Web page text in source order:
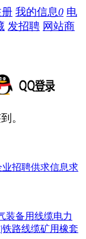
我的信息0 电
发招聘 网站商
。
业招聘供求信息求
装备用线缆电力
铁路线缆矿用橡套